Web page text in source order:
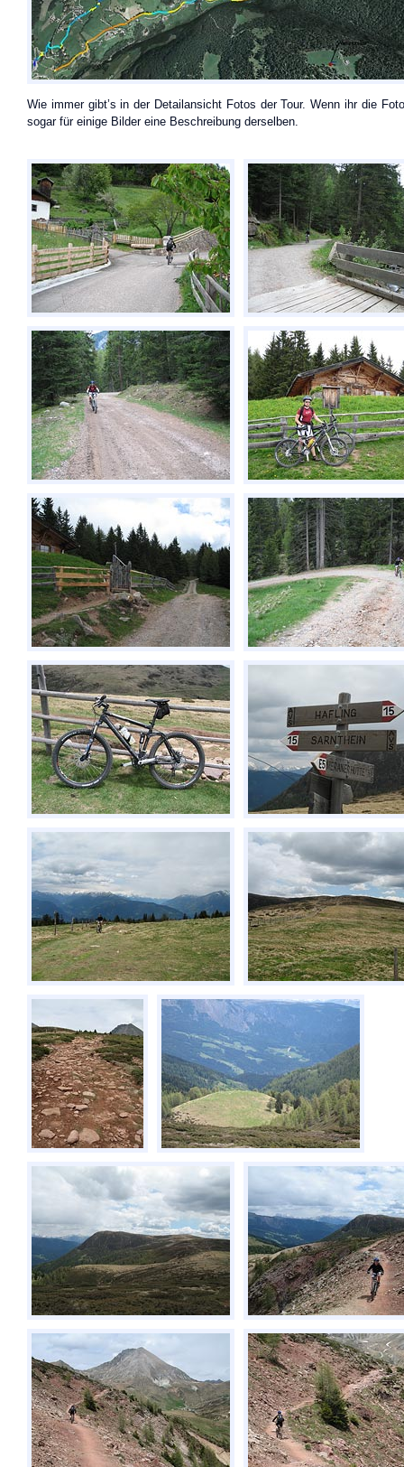
Wie immer gibt’s in der Detailansicht Fotos der Tour. Wenn ihr die
sogar für einige Bilder eine Beschreibung derselben.